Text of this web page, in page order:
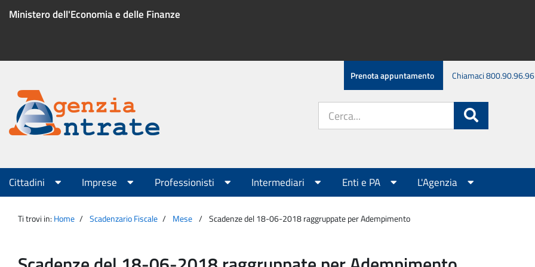
Ministero dell'Economia e delle Finanze
Menu
servizio
Prenota appuntamento Chiamaci 800.90.96.96
Agenzia
Entrate
sito:
Menu
principale
Cittadini Imprese Professionisti Intermediari Enti e PA L'Agenzia
Ti trovi in: Home Scadenzario Fiscale Mese Scadenze del 18-06-2018 raggruppate per Adempimento